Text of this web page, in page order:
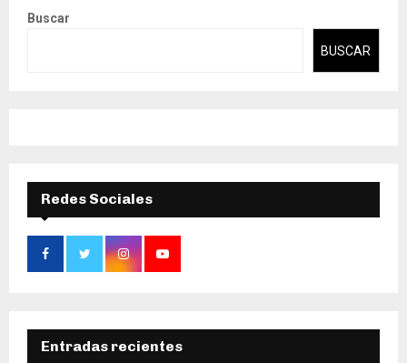
Buscar
BUSCAR
Redes Sociales
Entradas recientes